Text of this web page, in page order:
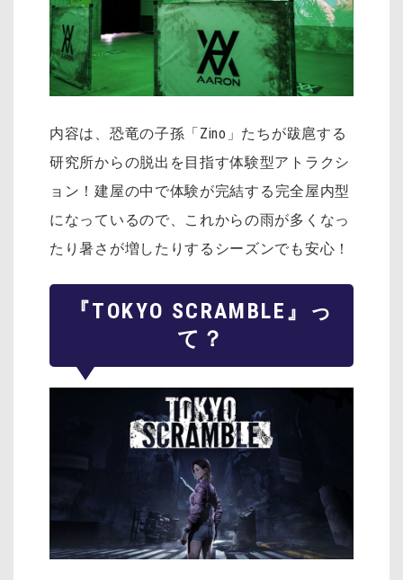
内容は、恐竜の子孫「Zino」たちが跋扈する
研究所からの脱出を目指す体験型アトラクシ
ョン ！建屋の中で体験が完結する完全屋内型
になっているので、これからの雨が多くなっ
たり暑さが増したりするシーズンでも安心！
『TOKYO SCRAMBLE』っ
て？